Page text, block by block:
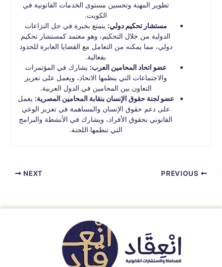
تطوير المهنة وتحسين مستوى الخدمات القانونية في
الكويت.
مستشار تحكيم دولي: يتمتع بخبرة في حل النزاعات
الدولية من خلال التحكيم، وهو معتمد كمستشار تحكيم
دولي، مما يمكنه من التعامل مع القضايا العابرة للحدود
بفعالية.
عضو اتحاد المحامين العرب: يشارك في المؤتمرات
والاجتماعات التي ينظمها الاتحاد، ويعمل على تعزيز
التعاون بين المحامين في الدول العربية.
عضو لجنة حقوق الإنسان بنقابة المحامين المصرية: يعمل
على دعم حقوق الإنسان والمساهمة في تعزيز الوعي
القانوني بحقوق الأفراد، ويشارك في الأنشطة والبرامج
التي تنظمها اللجنة.
NEXT